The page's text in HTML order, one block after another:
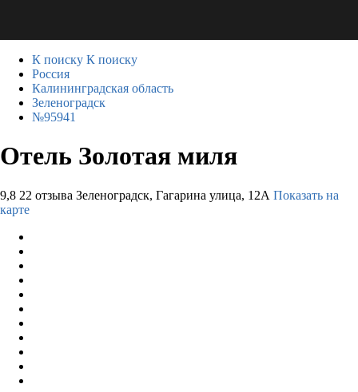
К поиску К поиску
Россия
Калининградская область
Зеленоградск
№95941
Отель Золотая миля
9,8 22 отзыва Зеленоградск, Гагарина улица, 12А Показать на
карте